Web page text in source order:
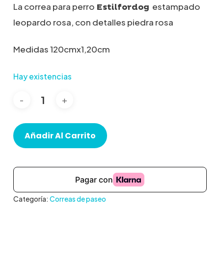
La correa para perro Estilfordog estampado
leopardo rosa, con detalles piedra rosa
Medidas 120cmx1,20cm
Hay existencias
Añadir Al Carrito
Categoría: Correas de paseo